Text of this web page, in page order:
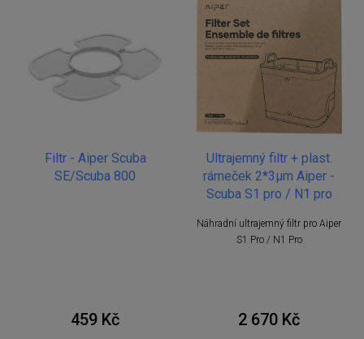
Filtr - Aiper Scuba
SE/Scuba 800
459 Kč
Ultrajemný filtr + plast.
rámeček 2*3μm Aiper -
Scuba S1 pro / N1 pro
Náhradní ultrajemný filtr pro Aiper
S1 Pro / N1 Pro
2 670 Kč